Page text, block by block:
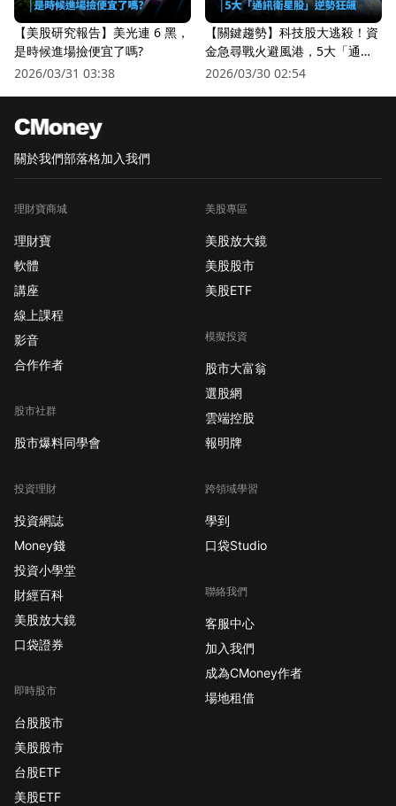
【美股研究報告】美光連 6 黑，
是時候進場撿便宜了嗎?
2026/03/31 03:38
【關鍵趨勢】科技股大逃殺！資
金急尋戰火避風港，5大「通訊
衛星股」逆勢狂飆
2026/03/30 02:54
關於我們部落格加入我們
理財寶商城
理財寶
軟體
講座
線上課程
影音
合作作者
股市社群
股市爆料同學會
投資理財
投資網誌
Money錢
投資小學堂
財經百科
美股放大鏡
口袋證券
即時股市
台股股市
美股股市
台股ETF
美股ETF
美股專區
美股放大鏡
美股股市
美股ETF
模擬投資
股市大富翁
選股網
雲端控股
報明牌
跨領域學習
學到
口袋Studio
聯絡我們
客服中心
加入我們
成為CMoney作者
場地租借